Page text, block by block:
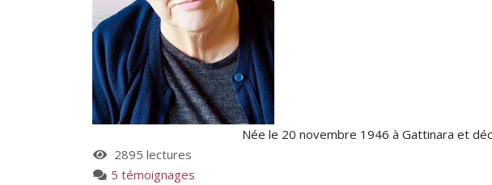
Née le 20 novembre 1946 à Gattinara et
2895 lectures
5 témoignages